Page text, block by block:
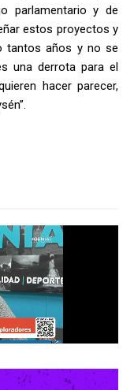
parlamentario y de
estos proyectos y
tantos años y no se
una derrota para el
hacer parecer,